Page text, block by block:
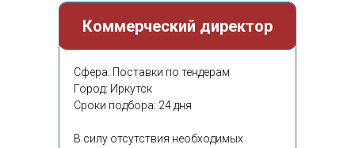
Коммерческий директор
Сфера: Поставки по тендерам
Город: Иркутск
Сроки подбора: 24 дня
В силу отсутствия необходимых